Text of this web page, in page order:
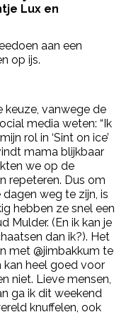
Lux en
aan een
op ijs.
keuze, vanwege de
media weten: “Ik
rol in ‘Sint on ice’
mama blijkbaar
we op de
repeteren. Dus om
weg te zijn, is
hebben ze snel een
Mulder. (En ik kan je
dan ik?). Het
met @jimbakkum te
kan heel goed voor
niet. Lieve mensen,
ga ik dit weekend
knuffelen, ook